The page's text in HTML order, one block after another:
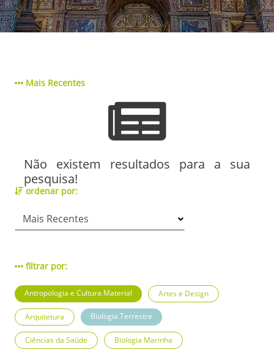
Mais Recentes
Não existem resultados para a sua
pesquisa!
ordenar por:
filtrar por:
Antropologia e Cultura Material Artes e Design
Arquitetura Biologia Terrestre
Ciências da Saúde Biologia Marinha